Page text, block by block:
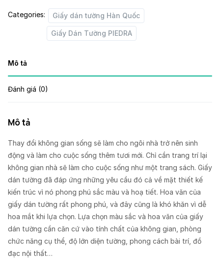
Categories: Giấy dán tường Hàn Quốc
Giấy Dán Tường PIEDRA
Mô tả
Đánh giá (0)
Mô tả
Thay đổi không gian sống sẽ làm cho ngôi nhà trở nên sinh
động và làm cho cuộc sống thêm tươi mới. Chỉ cần trang trí lại
không gian nhà sẽ làm cho cuộc sống như một trang sách. Giấy
dán tường đã đáp ứng những yêu cầu đó cả về mặt thiết kế
kiến trúc vì nó phong phú sắc màu và hoạ tiết. Hoa văn của
giấy dán tường rất phong phú, và đây cũng là khó khăn vì dễ
hoa mắt khi lựa chọn. Lựa chọn màu sắc và hoa văn của giấy
dán tường cần căn cứ vào tính chất của không gian, phòng
chức năng cụ thể, độ lớn diện tường, phong cách bài trí, đồ
đạc nội thất…